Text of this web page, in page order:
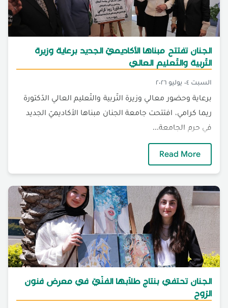
الجنان تفتتح مبناها الأكاديميّ الجديد برعاية وزيرة
التّربية والتّعليم العالي
السبت ٠٤ يوليو ٢٠٢٦
برعاية وحضور معالي وزيرة التّربية والتّعليم العالي الدّكتورة
ريما كرامي، افتتحت جامعة الجنان مبناها الأكاديميّ الجديد
في حرم الجامعة...
Read More
الجنان تحتفي بنتاج طلّابها الفنّيّ في معرض فنون
الرّوح